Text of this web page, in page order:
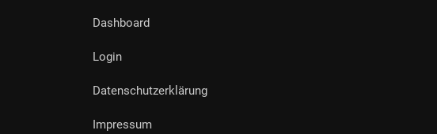
Dashboard
Login
Datenschutzerklärung
Impressum